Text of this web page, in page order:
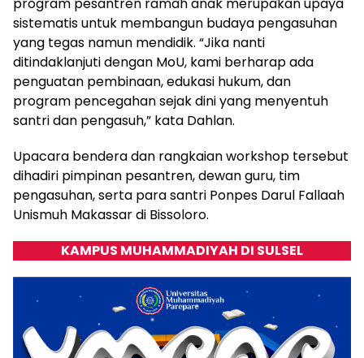
sistematis untuk membangun budaya pengasuhan
yang tegas namun mendidik. “Jika nanti
ditindaklanjuti dengan MoU, kami berharap ada
penguatan pembinaan, edukasi hukum, dan
program pencegahan sejak dini yang menyentuh
santri dan pengasuh,” kata Dahlan.
Upacara bendera dan rangkaian workshop tersebut
dihadiri pimpinan pesantren, dewan guru, tim
pengasuhan, serta para santri Ponpes Darul Fallaah
Unismuh Makassar di Bissoloro.
KAMPUS MUHAMMADIYAH DI SULSEL